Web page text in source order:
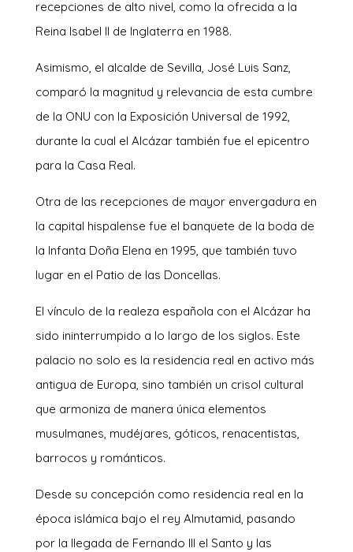
recepciones de alto nivel, como la ofrecida a la
Reina Isabel II de Inglaterra en 1988.
Asimismo, el alcalde de Sevilla, José Luis Sanz,
comparó la magnitud y relevancia de esta cumbre
de la ONU con la Exposición Universal de 1992,
durante la cual el Alcázar también fue el epicentro
para la Casa Real.
Otra de las recepciones de mayor envergadura en
la capital hispalense fue el banquete de la boda de
la Infanta Doña Elena en 1995, que también tuvo
lugar en el Patio de las Doncellas.
El vínculo de la realeza española con el Alcázar ha
sido ininterrumpido a lo largo de los siglos. Este
palacio no solo es la residencia real en activo más
antigua de Europa, sino también un crisol cultural
que armoniza de manera única elementos
musulmanes, mudéjares, góticos, renacentistas,
barrocos y románticos.
Desde su concepción como residencia real en la
época islámica bajo el rey Almutamid, pasando
por la llegada de Fernando III el Santo y las